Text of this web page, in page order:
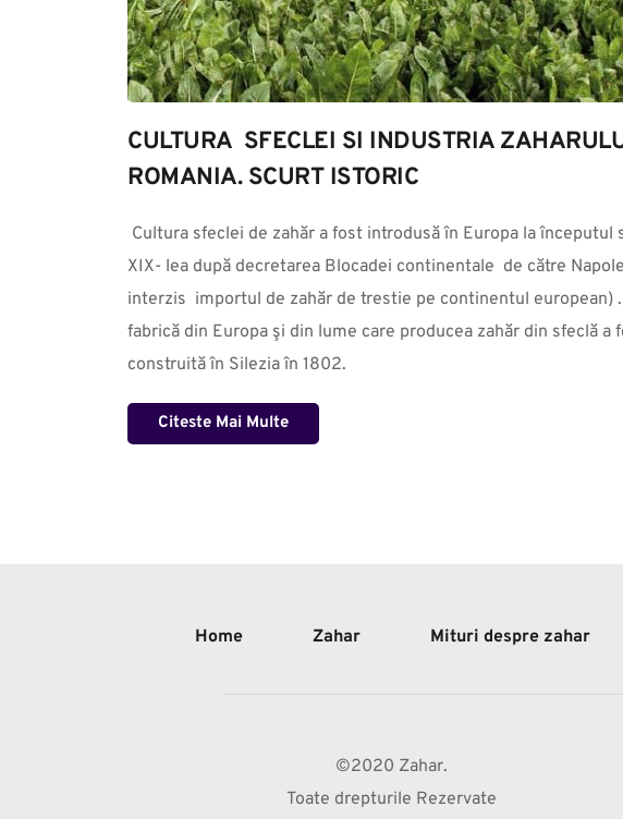
CULTURA  SFECLEI SI INDUSTRIA
ROMANIA. SCURT ISTORIC
XIX- lea după decretarea Blocadei continentale  de către
interzis  importul de zahăr de trestie pe continentul european)
fabrică din Europa şi din lume care producea zahăr din sfeclă a
construită în Silezia în 1802.
Citeste Mai Multe
Home Zahar Mituri despre zahar
©2020 Zahar.
Toate drepturile Rezervate